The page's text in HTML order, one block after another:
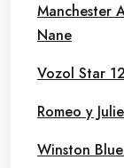
Manchester
Nane
Vozol Star
Romeo y
Winston